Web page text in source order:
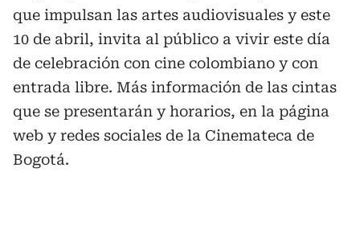
que impulsan las artes audiovisuales y este
10 de abril, invita al público a vivir este día
de celebración con cine colombiano y con
entrada libre. Más información de las cintas
que se presentarán y horarios, en la página
web y redes sociales de la Cinemateca de
Bogotá.